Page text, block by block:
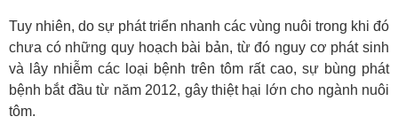
Tuy nhiên, do sự phát triển nhanh các vùng nuôi trong khi đó
chưa có những quy hoạch bài bản, từ đó nguy cơ phát sinh
và lây nhiễm các loại bệnh trên tôm rất cao, sự bùng phát
bệnh bắt đầu từ năm 2012, gây thiệt hại lớn cho ngành nuôi
tôm.